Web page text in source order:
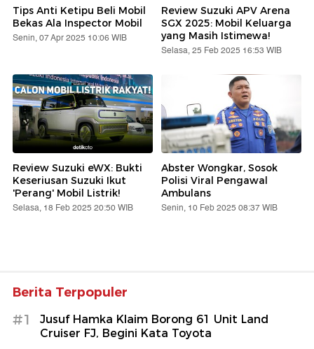
Tips Anti Ketipu Beli Mobil
Bekas Ala Inspector Mobil
Senin, 07 Apr 2025 10:06 WIB
Review Suzuki APV Arena
SGX 2025: Mobil Keluarga
yang Masih Istimewa!
Selasa, 25 Feb 2025 16:53 WIB
Review Suzuki eWX: Bukti
Keseriusan Suzuki Ikut
'Perang' Mobil Listrik!
Selasa, 18 Feb 2025 20:50 WIB
Abster Wongkar, Sosok
Polisi Viral Pengawal
Ambulans
Senin, 10 Feb 2025 08:37 WIB
Berita Terpopuler
#1
Jusuf Hamka Klaim Borong 61 Unit Land
Cruiser FJ, Begini Kata Toyota